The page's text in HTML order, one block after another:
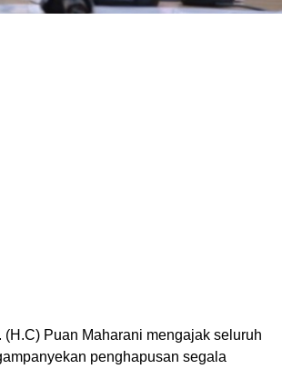
(H.C) Puan Maharani mengajak seluruh
penghapusan segala